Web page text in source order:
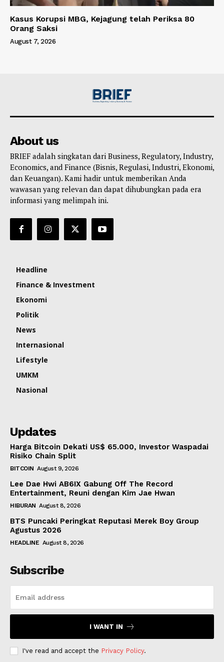
Kasus Korupsi MBG, Kejagung telah Periksa 80
Orang Saksi
August 7, 2026
About us
BRIEF adalah singkatan dari Business, Regulatory, Industry,
Economics, and Finance (Bisnis, Regulasi, Industri, Ekonomi,
dan Keuangan). Kami hadir untuk memberikan Anda
wawasan yang relevan dan dapat dihubungkan pada era
informasi yang melimpah ini.
Headline
Finance & Investment
Ekonomi
Politik
News
Internasional
Lifestyle
UMKM
Nasional
Updates
Harga Bitcoin Dekati US$ 65.000, Investor Waspadai
Risiko Chain Split
BITCOIN August 9, 2026
Lee Dae Hwi AB6IX Gabung Off The Record
Entertainment, Reuni dengan Kim Jae Hwan
HIBURAN August 8, 2026
BTS Puncaki Peringkat Reputasi Merek Boy Group
Agustus 2026
HEADLINE August 8, 2026
Subscribe
I WANT IN
I've read and accept the Privacy Policy.